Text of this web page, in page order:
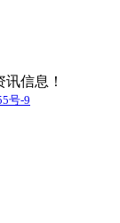
信息！
号-9